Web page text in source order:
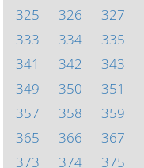
325
326 327
333
334 335
341
342 343
349
350 351
357
358 359
365
366 367
373
374 375